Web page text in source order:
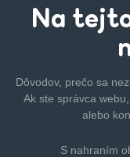
Na
Dôvodov, prečo sa
Ak ste správca
alebo
S nahraním